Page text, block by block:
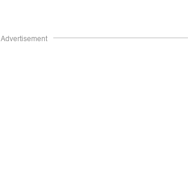
Advertisement